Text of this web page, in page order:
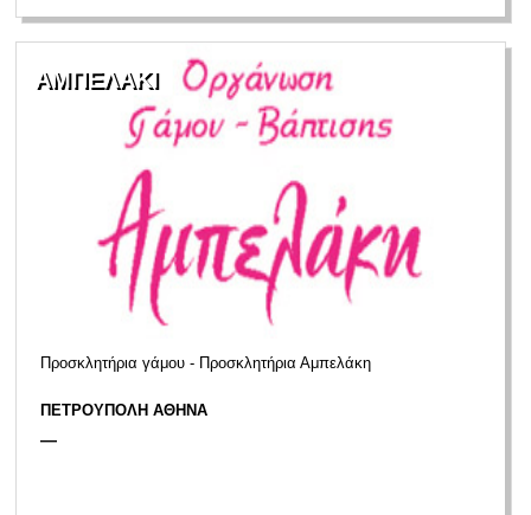
ΑΜΠΕΛΑΚΙ
Προσκλητήρια γάμου - Προσκλητήρια Αμπελάκη
ΠΕΤΡΟΥΠΟΛΗ ΑΘΗΝΑ
—